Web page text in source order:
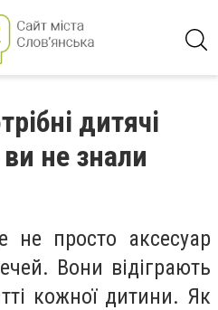
дитячі
не знали
не просто аксесуар
Вони відіграють
кожної дитини. Як